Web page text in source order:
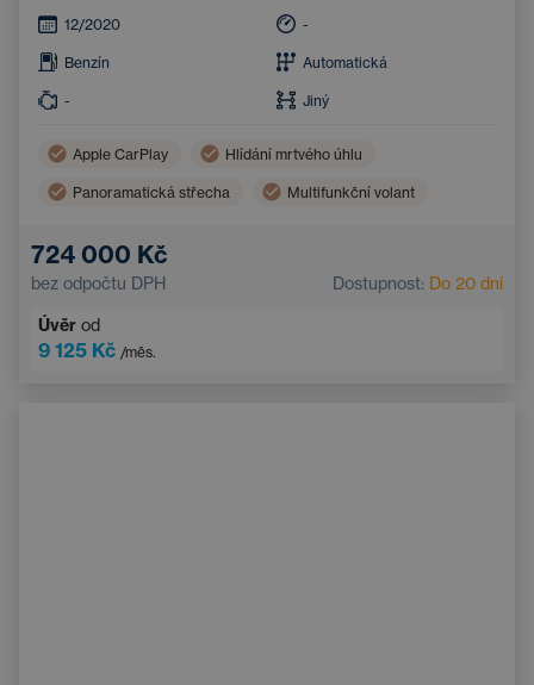
12/2020 -
Benzín Automatická
- Jiný
Apple CarPlay Hlídání mrtvého úhlu
Panoramatická střecha Multifunkční volant
724 000 Kč
bez odpočtu DPH Dostupnost: Do 20 dní
Úvěr od
9 125 Kč /měs.